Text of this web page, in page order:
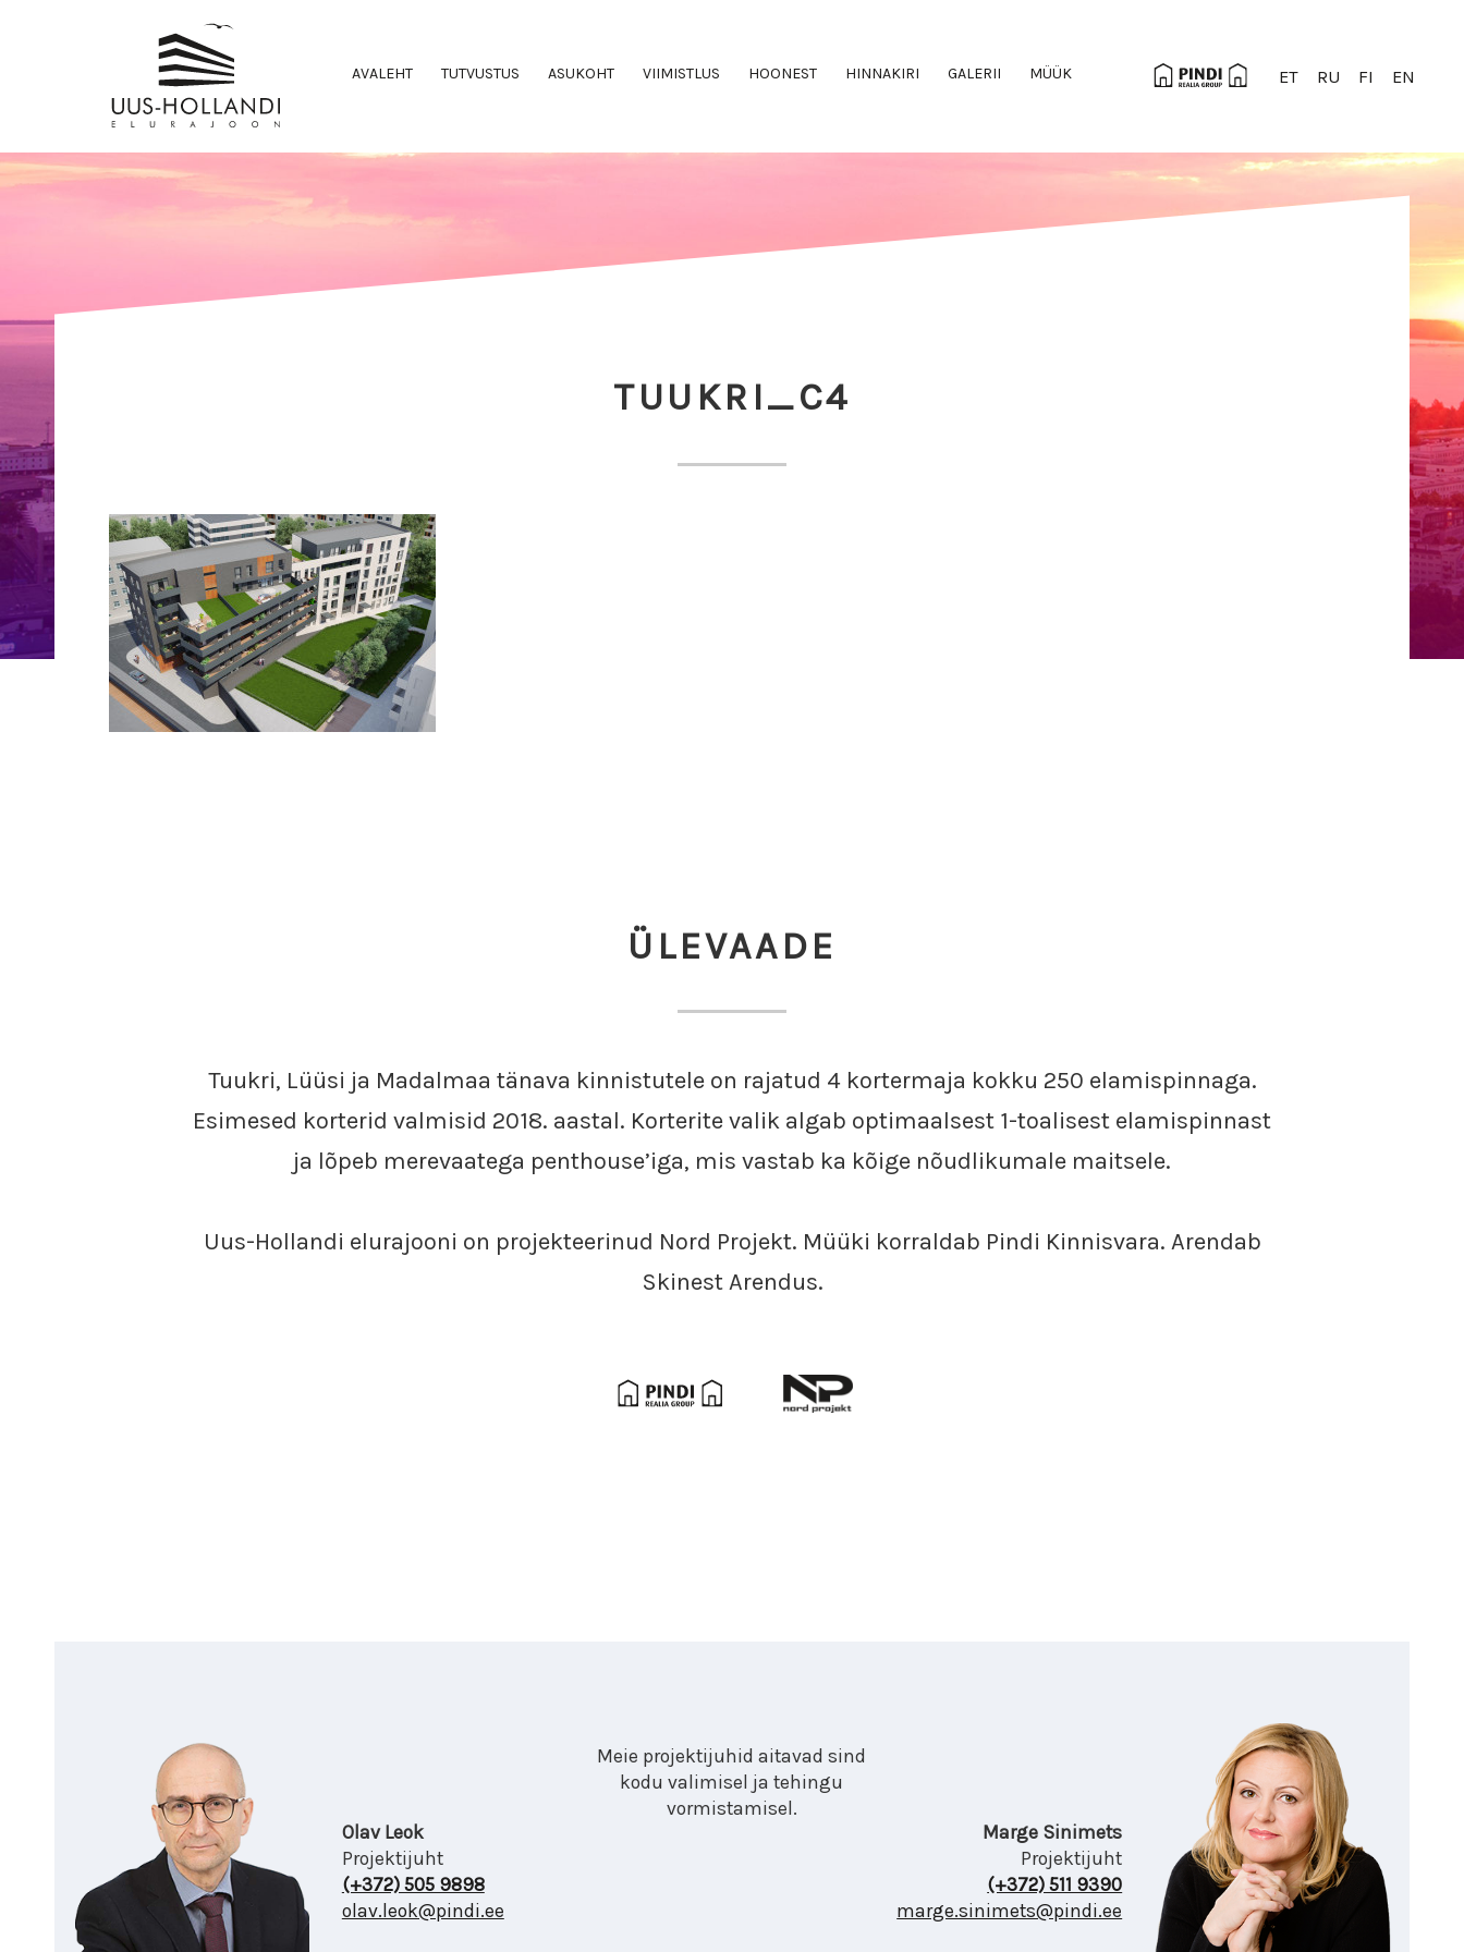
AVALEHT TUTVUSTUS ASUKOHT VIIMISTLUS HOONEST HINNAKIRI GALERII MÜÜK ET RU FI EN
TUUKRI_C4
ÜLEVAADE
Tuukri, Lüüsi ja Madalmaa tänava kinnistutele on rajatud 4 kortermaja kokku 250 elamispinnaga.
Esimesed korterid valmisid 2018. aastal. Korterite valik algab optimaalsest 1-toalisest elamispinnast
ja lõpeb merevaatega penthouse’iga, mis vastab ka kõige nõudlikumale maitsele.
Uus-Hollandi elurajooni on projekteerinud Nord Projekt. Müüki korraldab Pindi Kinnisvara. Arendab
Skinest Arendus.
Meie projektijuhid aitavad sind
kodu valimisel ja tehingu
vormistamisel.
Olav Leok
Projektijuht
(+372) 505 9898
olav.leok@pindi.ee
Marge Sinimets
Projektijuht
(+372) 511 9390
marge.sinimets@pindi.ee